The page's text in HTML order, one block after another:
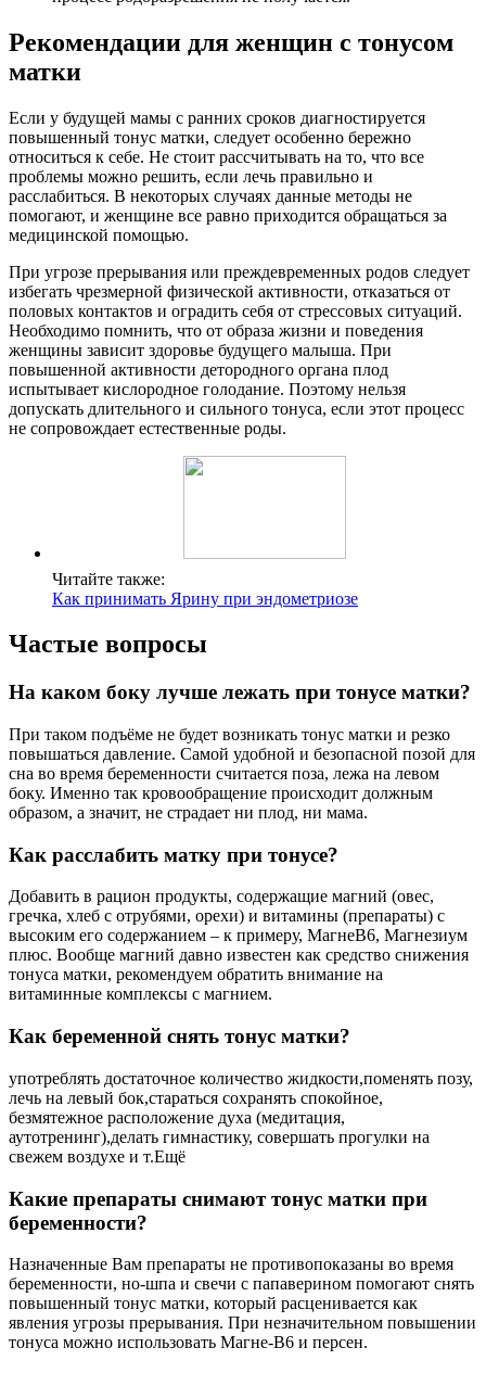
Рекомендации для женщин с тонусом
матки
Если у будущей мамы с ранних сроков диагностируется
повышенный тонус матки, следует особенно бережно
относиться к себе. Не стоит рассчитывать на то, что все
проблемы можно решить, если лечь правильно и
расслабиться. В некоторых случаях данные методы не
помогают, и женщине все равно приходится обращаться за
медицинской помощью.
При угрозе прерывания или преждевременных родов следует
избегать чрезмерной физической активности, отказаться от
половых контактов и оградить себя от стрессовых ситуаций.
Необходимо помнить, что от образа жизни и поведения
женщины зависит здоровье будущего малыша. При
повышенной активности детородного органа плод
испытывает кислородное голодание. Поэтому нельзя
допускать длительного и сильного тонуса, если этот процесс
не сопровождает естественные роды.
Читайте также:
Как принимать Ярину при эндометриозе
Частые вопросы
На каком боку лучше лежать при тонусе матки?
При таком подъёме не будет возникать тонус матки и резко
повышаться давление. Самой удобной и безопасной позой для
сна во время беременности считается поза, лежа на левом
боку. Именно так кровообращение происходит должным
образом, а значит, не страдает ни плод, ни мама.
Как расслабить матку при тонусе?
Добавить в рацион продукты, содержащие магний (овес,
гречка, хлеб с отрубями, орехи) и витамины (препараты) с
высоким его содержанием – к примеру, МагнеВ6, Магнезиум
плюс. Вообще магний давно известен как средство снижения
тонуса матки, рекомендуем обратить внимание на
витаминные комплексы с магнием.
Как беременной снять тонус матки?
употреблять достаточное количество жидкости,поменять позу,
лечь на левый бок,стараться сохранять спокойное,
безмятежное расположение духа (медитация,
аутотренинг),делать гимнастику, совершать прогулки на
свежем воздухе и т.Ещё
Какие препараты снимают тонус матки при
беременности?
Назначенные Вам препараты не противопоказаны во время
беременности, но-шпа и свечи с папаверином помогают снять
повышенный тонус матки, который расценивается как
явления угрозы прерывания. При незначительном повышении
тонуса можно использовать Магне-В6 и персен.